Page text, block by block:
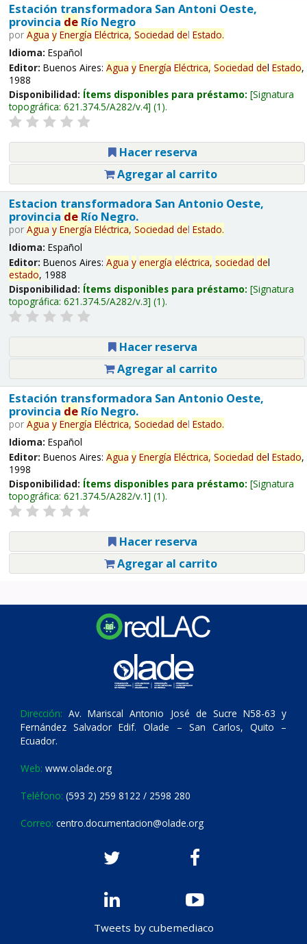
Estación transformadora San Antoni Oeste,
provincia deRío Negro
por Agua y Energía Eléctrica, Sociedad del Estado.
Idioma: Español
Editor: Buenos Aires: Agua y Energía Eléctrica, Sociedad del Estado,
1988
Disponibilidad: Ítems disponibles para préstamo: Signatura
topográfica: 621.374.5/A282/v.4 (1).
Hacer reserva
Agregar al carrito
Estacion transformadora San Antonio Oeste,
provincia deRío Negro.
por Agua y Energía Eléctrica, Sociedad del Estado.
Idioma: Español
Editor: Buenos Aires: Agua y energía eléctrica, sociedad del
estado, 1988
Disponibilidad: Ítems disponibles para préstamo: Signatura
topográfica: 621.374.5/A282/v.3 (1).
Hacer reserva
Agregar al carrito
Estación transformadora San Antonio Oeste,
provincia deRío Negro.
por Agua y Energía Eléctrica, Sociedad del Estado.
Idioma: Español
Editor: Buenos Aires: Agua y Energía Eléctrica, Sociedad del Estado,
1998
Disponibilidad: Ítems disponibles para préstamo: Signatura
topográfica: 621.374.5/A282/v.1 (1).
Hacer reserva
Agregar al carrito
Dirección: Av. Mariscal Antonio José de Sucre N58-63 y
Fernández Salvador Edif. Olade – San Carlos, Quito –
Ecuador.
Web: www.olade.org
Teléfono: (593 2) 259 8122 / 2598 280
Correo: centro.documentacion@olade.org
Tweets by cubemediaco